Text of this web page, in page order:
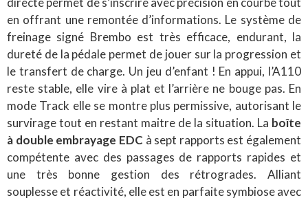
en offrant une remontée d’informations. Le système de
freinage signé Brembo est très efficace, endurant, la
dureté de la pédale permet de jouer sur la progression et
le transfert de charge. Un jeu d’enfant ! En appui, l’A110
reste stable, elle vire à plat et l’arrière ne bouge pas. En
mode Track elle se montre plus permissive, autorisant le
survirage tout en restant maitre de la situation. La boîte
à double embrayage EDC à sept rapports est également
compétente avec des passages de rapports rapides et
une très bonne gestion des rétrogrades. Alliant
souplesse et réactivité, elle est en parfaite symbiose avec